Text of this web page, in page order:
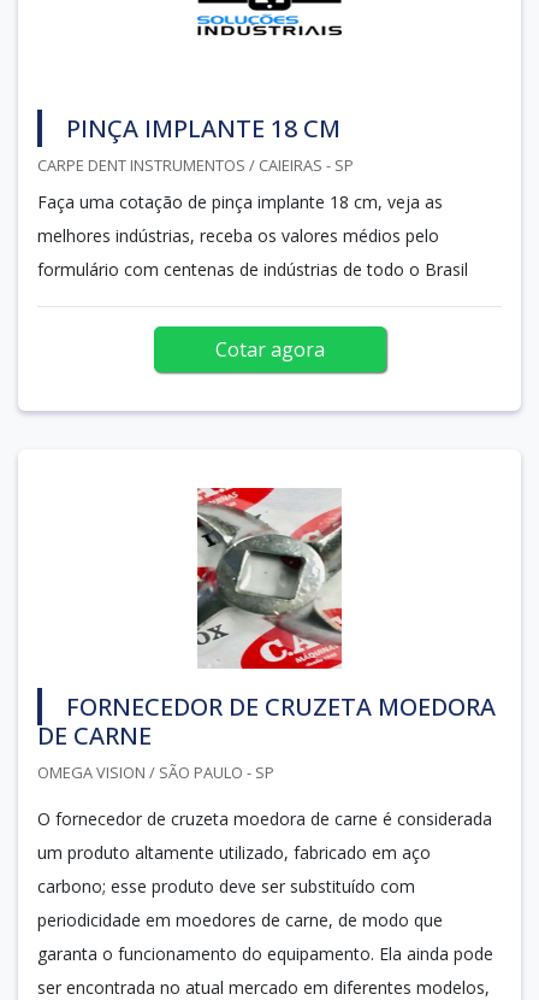
PINÇA IMPLANTE 18 CM
CARPE DENT INSTRUMENTOS / CAIEIRAS - SP
Faça uma cotação de pinça implante 18 cm, veja as
melhores indústrias, receba os valores médios pelo
formulário com centenas de indústrias de todo o Brasil
Cotar agora
FORNECEDOR DE CRUZETA MOEDORA
DE CARNE
OMEGA VISION / SÃO PAULO - SP
O fornecedor de cruzeta moedora de carne é considerada
um produto altamente utilizado, fabricado em aço
carbono; esse produto deve ser substituído com
periodicidade em moedores de carne, de modo que
garanta o funcionamento do equipamento. Ela ainda pode
ser encontrada no atual mercado em diferentes modelos,